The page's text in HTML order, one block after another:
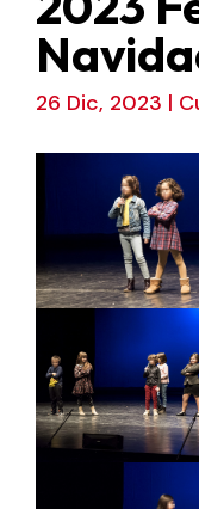
26 Dic, 2023 |